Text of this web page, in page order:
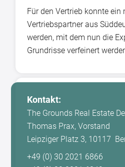
Für den Vertrieb konnte ein
Vertriebspartner aus
werden, mit dem nun die
Grundrisse verfeinert
Kontakt:
The Grounds Real Estate
Thomas Prax, Vorstand
Leipziger Platz 3, 10117
+49 (0) 30 2021 6866